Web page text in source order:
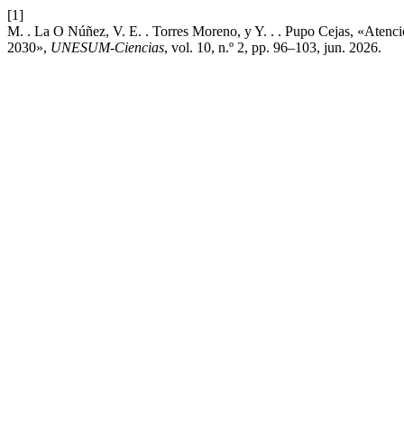
[1]
M. . La O Núñez, V. E. . Torres Moreno, y Y. . . Pupo Cejas,
2030», UNESUM-Ciencias, vol. 10, n.º 2, pp. 96–103, jun. 2026.